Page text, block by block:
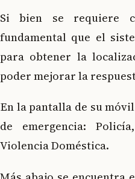
Si bien se requiere
fundamental que el
para obtener la
poder mejorar la
En la pantalla de su
de emergencia:
Violencia Doméstica.